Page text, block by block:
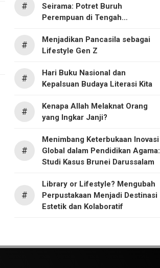
#
Seirama: Potret Buruh
Perempuan di Tengah
#
Menjadikan Pancasila sebagai
Lifestyle Gen Z
#
Hari Buku Nasional dan
Kepalsuan Budaya Literasi Kita
#
Kenapa Allah Melaknat Orang
yang Ingkar Janji?
#
Menimbang Keterbukaan Inovasi
Global dalam Pendidikan Agama:
Studi Kasus Brunei Darussalam
#
Library or Lifestyle? Mengubah
Perpustakaan Menjadi Destinasi
Estetik dan Kolaboratif